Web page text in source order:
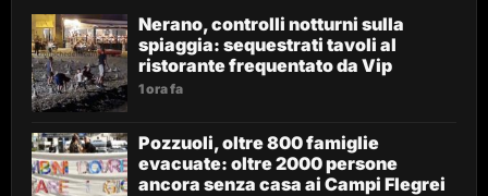
Nerano, controlli notturni sulla
spiaggia: sequestrati tavoli al
ristorante frequentato da Vip
1 ora fa
Pozzuoli, oltre 800 famiglie
evacuate: oltre 2000 persone
ancora senza casa ai Campi Flegrei